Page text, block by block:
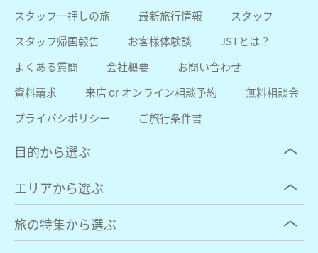
スタッフ一押しの旅
最新旅行情報
スタッフ
スタッフ帰国報告
お客様体験談
JSTとは？
よくある質問
会社概要
お問い合わせ
資料請求
来店 or オンライン相談予約
無料相談会
プライバシポリシー
ご旅行条件書
目的から選ぶ
エリアから選ぶ
旅の特集から選ぶ